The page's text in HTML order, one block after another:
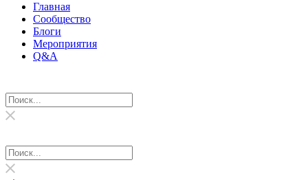
Главная
Сообщество
Блоги
Мероприятия
Q&A